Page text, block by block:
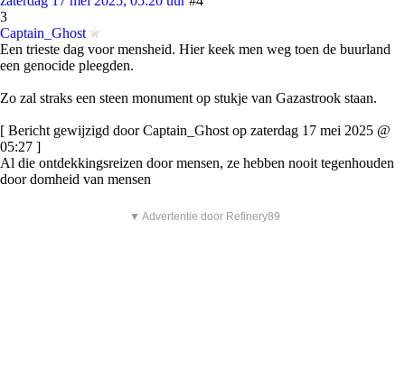
3
Captain_Ghost
Een trieste dag voor mensheid. Hier keek men weg toen de buurland
een genocide pleegden.
Zo zal straks een steen monument op stukje van Gazastrook staan.
[ Bericht gewijzigd door Captain_Ghost op zaterdag 17 mei 2025 @
05:27 ]
Al die ontdekkingsreizen door mensen, ze hebben nooit tegenhouden
door domheid van mensen
▼ Advertentie door Refinery89